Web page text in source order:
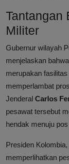
Tantangan
Militer
Gubernur wilayah
menjelaskan
merupakan
memperlambat
Jenderal Carlos
pesawat tersebut
hendak menuju
Presiden Kolombia,
memperlihatkan